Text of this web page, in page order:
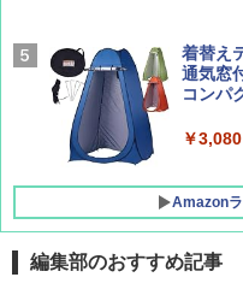
[キャン
広げる
イドプ
テント
着替え
通気窓
コンパ
￥3,080
Amazon
編集部のおすすめ記事